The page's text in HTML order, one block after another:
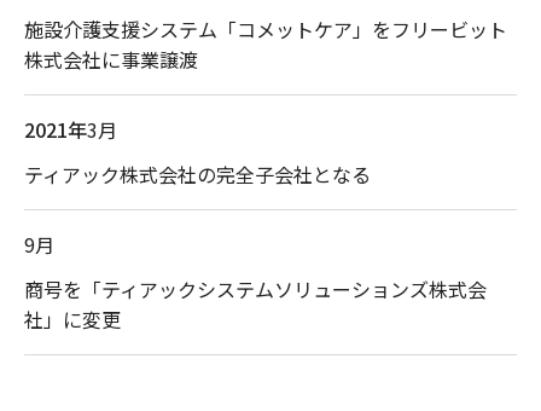
施設介護支援システム「コメットケア」をフリービット
株式会社に事業譲渡
2021年3月
ティアック株式会社の完全子会社となる
9月
商号を「ティアックシステムソリューションズ株式会
社」に変更